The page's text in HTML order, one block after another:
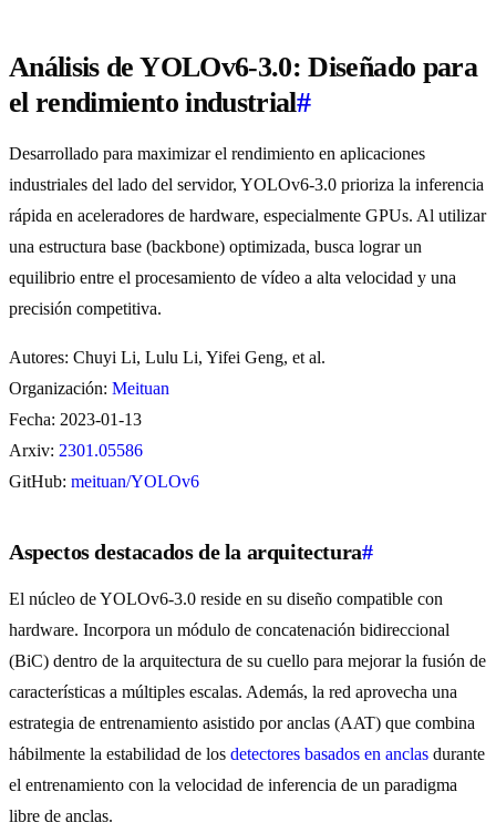
Análisis de YOLOv6-3.0: Diseñado para
el rendimiento industrial#
Desarrollado para maximizar el rendimiento en aplicaciones
industriales del lado del servidor, YOLOv6-3.0 prioriza la inferencia
rápida en aceleradores de hardware, especialmente GPUs. Al utilizar
una estructura base (backbone) optimizada, busca lograr un
equilibrio entre el procesamiento de vídeo a alta velocidad y una
precisión competitiva.
Autores: Chuyi Li, Lulu Li, Yifei Geng, et al.
Organización: Meituan
Fecha: 2023-01-13
Arxiv: 2301.05586
GitHub: meituan/YOLOv6
Aspectos destacados de la arquitectura#
El núcleo de YOLOv6-3.0 reside en su diseño compatible con
hardware. Incorpora un módulo de concatenación bidireccional
(BiC) dentro de la arquitectura de su cuello para mejorar la fusión de
características a múltiples escalas. Además, la red aprovecha una
estrategia de entrenamiento asistido por anclas (AAT) que combina
hábilmente la estabilidad de los detectores basados en anclas durante
el entrenamiento con la velocidad de inferencia de un paradigma
libre de anclas.